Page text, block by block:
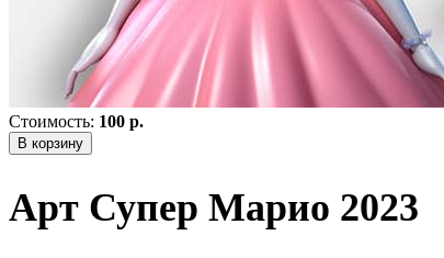
Стоимость: 100 р.
В корзину
Арт Супер Марио 2023